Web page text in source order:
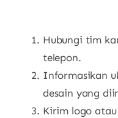
Hubungi tim
telepon.
Informasikan
desain yang
Kirim logo